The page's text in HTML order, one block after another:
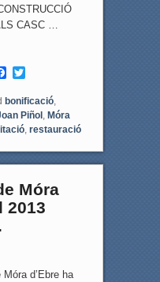
CASC …
F
c
e
b
o
o
k
T
i
t
t
e
r
bonificació,
Piñol , Móra
, restauració
Móra
2013
d’Ebre ha